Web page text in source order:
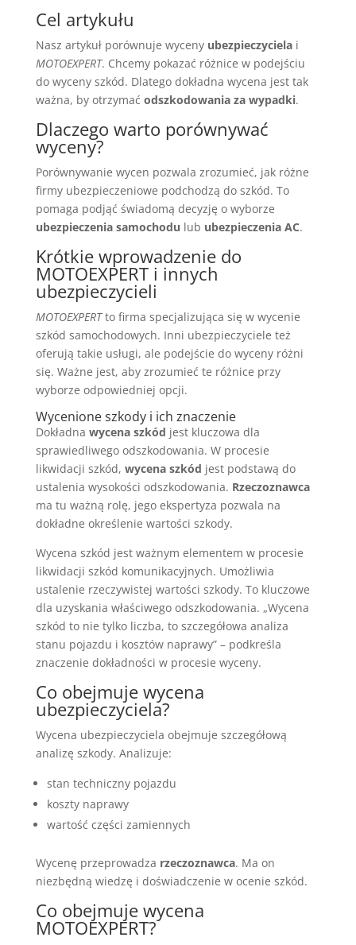
Cel artykułu
Nasz artykuł porównuje wyceny ubezpieczycielai
MOTOEXPERT. Chcemy pokazać różnice w podejściu
do wyceny szkód. Dlatego dokładna wycena jest tak
ważna, by otrzymać odszkodowania za wypadki.
Dlaczego warto porównywać
wyceny?
Porównywanie wycen pozwala zrozumieć, jak różne
firmy ubezpieczeniowe podchodzą do szkód. To
pomaga podjąć świadomą decyzję o wyborze
ubezpieczenia samochodu lub ubezpieczenia AC.
Krótkie wprowadzenie do
MOTOEXPERT i innych
ubezpieczycieli
MOTOEXPERTto firma specjalizująca się w wycenie
szkód samochodowych. Inni ubezpieczyciele też
oferują takie usługi, ale podejście do wyceny różni
się. Ważne jest, aby zrozumieć te różnice przy
wyborze odpowiedniej opcji.
Wycenione szkody i ich znaczenie
Dokładna wycena szkód jest kluczowa dla
sprawiedliwego odszkodowania. W procesie
likwidacji szkód, wycena szkód jest podstawą do
ustalenia wysokości odszkodowania. Rzeczoznawca
ma tu ważną rolę, jego ekspertyza pozwala na
dokładne określenie wartości szkody.
Wycena szkód jest ważnym elementem w procesie
likwidacji szkód komunikacyjnych. Umożliwia
ustalenie rzeczywistej wartości szkody. To kluczowe
dla uzyskania właściwego odszkodowania. „Wycena
szkód to nie tylko liczba, to szczegółowa analiza
stanu pojazdu i kosztów naprawy” – podkreśla
znaczenie dokładności w procesie wyceny.
Co obejmuje wycena
ubezpieczyciela?
Wycena ubezpieczyciela obejmuje szczegółową
analizę szkody. Analizuje:
stan techniczny pojazdu
koszty naprawy
wartość części zamiennych
Wycenę przeprowadza rzeczoznawca. Ma on
niezbędną wiedzę i doświadczenie w ocenie szkód.
Co obejmuje wycena
MOTOEXPERT?